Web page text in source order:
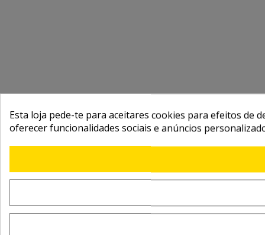
Esta loja pede-te para aceitares cookies para efeitos de
oferecer funcionalidades sociais e anúncios